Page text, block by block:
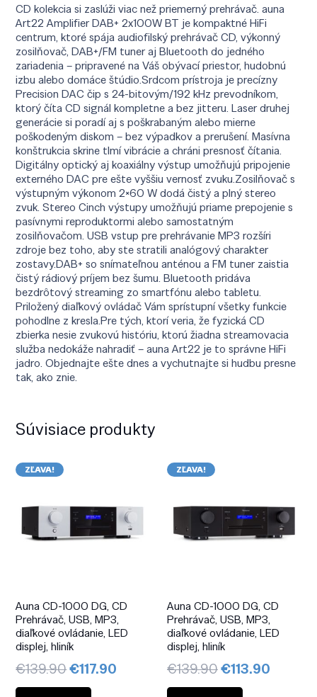
CD kolekcia si zaslúži viac než priemerný prehrávač. auna
Art22 Amplifier DAB+ 2x100W BT je kompaktné HiFi
centrum, ktoré spája audiofil­ský prehrávač CD, výkonný
zosilňovač, DAB+/FM tuner aj Bluetooth do jedného
zariadenia – pripravené na Váš obývací priestor, hudobnú
izbu alebo domáce štúdio.Srdcom prístroja je precízny
Precision DAC čip s 24-bitovým/192 kHz prevodníkom,
ktorý číta CD signál kompletne a bez jitteru. Laser druhej
generácie si poradí aj s poškrabaným alebo mierne
poškodeným diskom – bez výpadkov a prerušení. Masívna
konštrukcia skrine tlmí vibrácie a chráni presnosť čítania.
Digitálny optický aj koaxiálny výstup umožňujú pripojenie
externého DAC pre ešte vyššiu vernosť zvuku.Zosilňovač s
výstupným výkonom 2×60 W dodá čistý a plný stereo
zvuk. Stereo Cinch výstupy umožňujú priame prepojenie s
pasívnymi reproduktormi alebo samostatným
zosilňovačom. USB vstup pre prehrávanie MP3 rozšíri
zdroje bez toho, aby ste stratili analógový charakter
zostavy.DAB+ so snímateľnou anténou a FM tuner zaistia
čistý rádiový príjem bez šumu. Bluetooth pridáva
bezdrôtový streaming zo smartfónu alebo tabletu.
Priložený diaľkový ovládač Vám sprístupní všetky funkcie
pohodlne z kresla.Pre tých, ktorí veria, že fyzická CD
zbierka nesie zvukovú históriu, ktorú žiadna streamovacia
služba nedokáže nahradiť – auna Art22 je to správne HiFi
jadro. Objednajte ešte dnes a vychutnajte si hudbu presne
tak, ako znie.
Súvisiace produkty
ZĽAVA!
Auna CD-1000 DG, CD
Prehrávač, USB, MP3,
diaľkové ovládanie, LED
displej, hliník
€139.90Pôvodná
cena
€117.90 Aktuálna
ZĽAVA!
Auna CD-1000 DG, CD
Prehrávač, USB, MP3,
diaľkové ovládanie, LED
displej, hliník
€139.90Pôvodná
cena
€113.90